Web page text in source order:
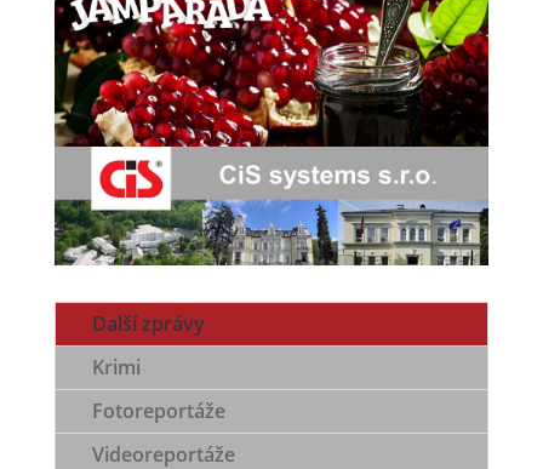
Další zprávy
Krimi
Fotoreportáže
Videoreportáže